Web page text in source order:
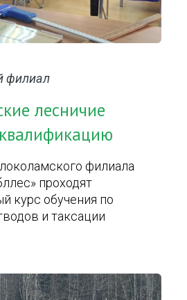
филиал
лесничие
филиала
проходят
курс обучения по
и таксации